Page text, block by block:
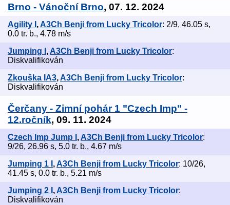
Brno - Vánoční Brno, 07. 12. 2024
Agility I ,A3Ch Benji from Lucky Tricolor: 2/9, 46.05 s,
0.0 tr. b., 4.78 m/s
Jumping I , A3Ch Benji from Lucky Tricolor:
Diskvalifikován
Zkouška IA3,A3Ch Benji from Lucky Tricolor:
Diskvalifikován
Čerčany - Zimní pohár 1 "Czech Imp" -
12.ročník, 09. 11. 2024
Czech Imp Jump I , A3Ch Benji from Lucky Tricolor:
9/26, 26.96 s, 5.0 tr. b., 4.67 m/s
Jumping 1 I ,A3Ch Benji from Lucky Tricolor: 10/26,
41.45 s, 0.0 tr. b., 5.21 m/s
Jumping 2 I , A3Ch Benji from Lucky Tricolor:
Diskvalifikován